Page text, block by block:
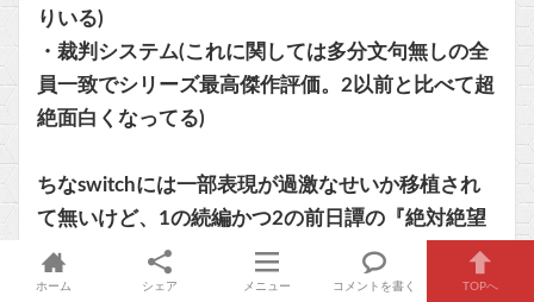
りいる)
・裁判システム(これに関しては多分文句無しの全
員一致でシリーズ最高傑作評価。2以前と比べて超
絶面白くなってる)
ちなswitchには一部表現が過激なせいか移植され
て無いけど、1の続編かつ2の前日譚の『絶対絶望
少女』ってゲームもあるよ。それと本当のシリー
ズ完結編である3はアニメの方の3。
ホーム シェア メニュー コメントを書く TOPへ